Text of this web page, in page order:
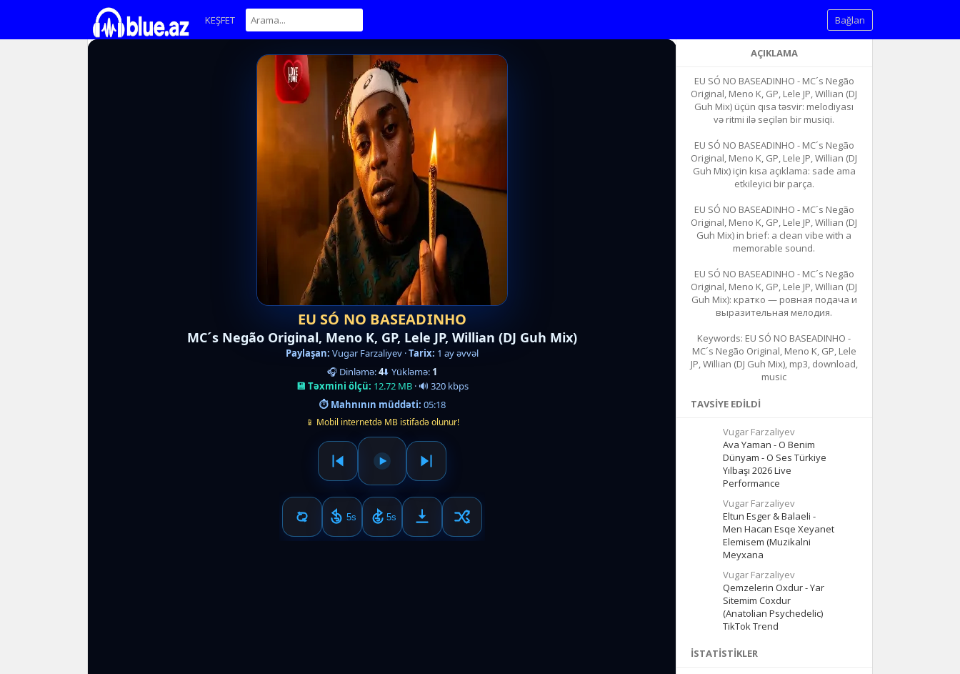
KEŞFET Bağlan
AÇIKLAMA
EU SÓ NO BASEADINHO - MC´s Negão
Original, Meno K, GP, Lele JP, Willian (DJ
Guh Mix) üçün qısa təsvir: melodiyası
və ritmi ilə seçilən bir musiqi.
EU SÓ NO BASEADINHO - MC´s Negão
Original, Meno K, GP, Lele JP, Willian (DJ
Guh Mix) için kısa açıklama: sade ama
etkileyici bir parça.
EU SÓ NO BASEADINHO - MC´s Negão
Original, Meno K, GP, Lele JP, Willian (DJ
Guh Mix) in brief: a clean vibe with a
memorable sound.
EU SÓ NO BASEADINHO - MC´s Negão
Original, Meno K, GP, Lele JP, Willian (DJ
Guh Mix): кратко — ровная подача и
выразительная мелодия.
Keywords: EU SÓ NO BASEADINHO -
MC´s Negão Original, Meno K, GP, Lele
JP, Willian (DJ Guh Mix), mp3, download,
music
TAVSIYE EDILDI
Vugar Farzaliyev
Ava Yaman - O Benim
Dünyam - O Ses Türkiye
Yılbaşı 2026 Live
Performance
Vugar Farzaliyev
Eltun Esger & Balaeli -
Men Hacan Esqe Xeyanet
Elemisem (Muzikalni
Meyxana
Vugar Farzaliyev
Qemzelerin Oxdur - Yar
Sitemim Coxdur
(Anatolian Psychedelic)
TikTok Trend
İSTATISTIKLER